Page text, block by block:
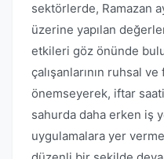
sektörlerde, Ramazan
üzerine yapılan
etkileri göz önünde
çalışanlarının ruhsal ve
önemseyerek, iftar
sahurda daha erken iş
uygulamalara yer